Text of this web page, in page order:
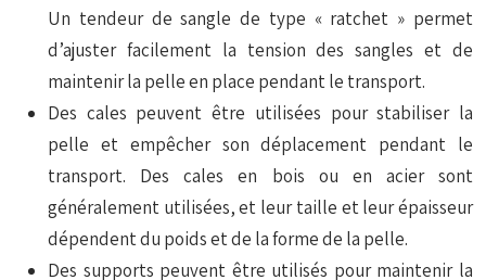
Un tendeur de sangle de type « ratchet » permet
d’ajuster facilement la tension des sangles et de
maintenir la pelle en place pendant le transport.
Des cales peuvent être utilisées pour stabiliser la
pelle et empêcher son déplacement pendant le
transport. Des cales en bois ou en acier sont
généralement utilisées, et leur taille et leur épaisseur
dépendent du poids et de la forme de la pelle.
Des supports peuvent être utilisés pour maintenir la